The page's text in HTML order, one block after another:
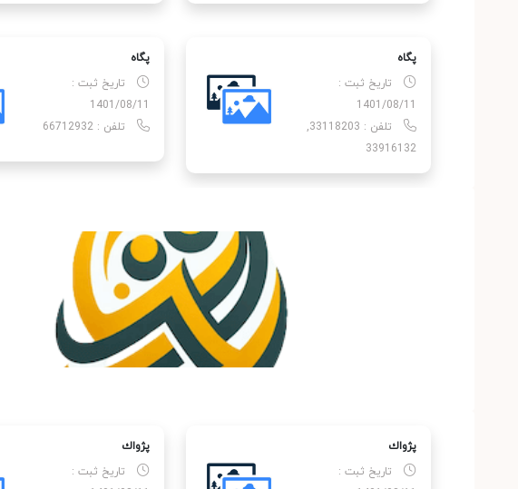
پگاه
تاریخ ثبت :
1401/08/11
تلفن : 33118203,
33916132
پگاه
تاریخ ثبت :
1401/08/11
تلفن : 66712932
پژواك
تاریخ ثبت :
پژواك
تاریخ ثبت :